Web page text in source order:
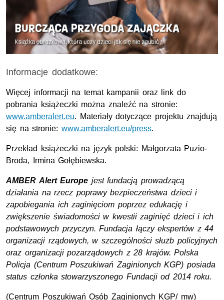
Informacje dodatkowe:
Więcej informacji na temat kampanii oraz link do
pobrania książeczki można znaleźć na stronie:
www.amberalert.eu. Materiały dotyczące projektu znajdują
się na stronie: www.amberalert.eu/press.
Przekład książeczki na język polski: Małgorzata Puzio-
Broda, Irmina Gołębiewska.
AMBER Alert Europe jest fundacją prowadzącą
działania na rzecz poprawy bezpieczeństwa dzieci i
zapobiegania ich zaginięciom poprzez edukację i
zwiększenie świadomości w kwestii zaginięć dzieci i ich
podstawowych przyczyn. Fundacja łączy ekspertów z 44
organizacji rządowych, w szczególności służb policyjnych
oraz organizacji pozarządowych z 28 krajów. Polska
Policja (Centrum Poszukiwań Zaginionych KGP) posiada
status członka stowarzyszonego Fundacji od 2014 roku.
(Centrum Poszukiwań Osób Zaginionych KGP/ mw)